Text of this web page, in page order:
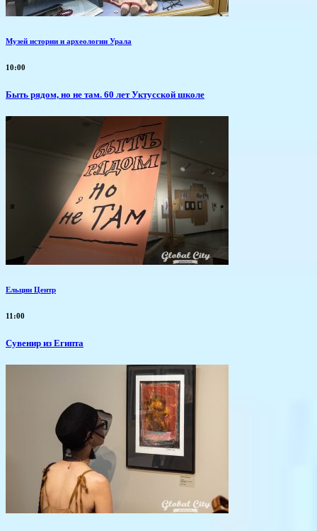
Музей истории и археологии Урала
10:00
Быть рядом, но не там. 60 лет Уктусской школе
Ельцин Центр
11:00
Сувенир из Египта